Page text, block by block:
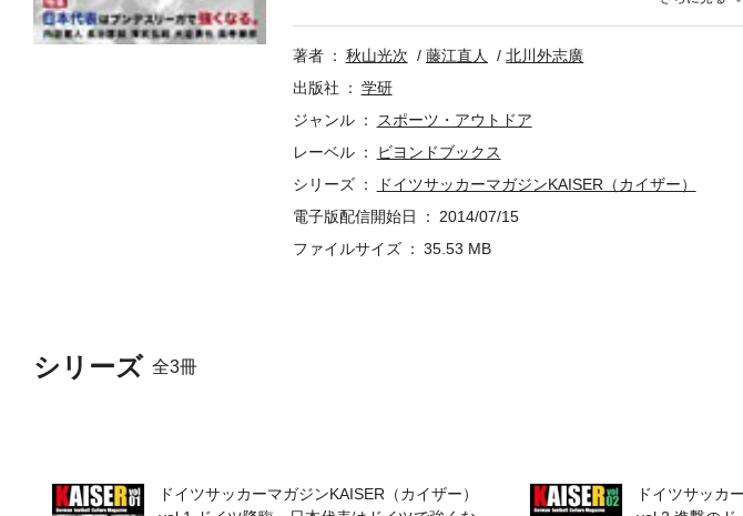
シリーズ 全3冊
ドイツサッカーマガジンKAISER（カイザー）
ドイツサッカ
著者 秋山光次 藤江直人
北川外志廣
出版社
学研
ジャンル
スポーツ・アウトドア
レーベル
ビヨンドブックス
シリーズ
ドイツサッカーマガジンKAISER（カイザー）
電子版配信開始日
2014/07/15
ファイルサイズ
35.53 MB